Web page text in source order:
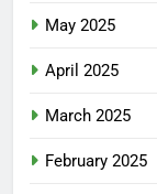
May 2025
April 2025
March 2025
February 2025